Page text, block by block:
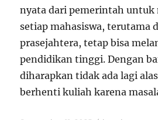
nyata dari pemerintah untuk
setiap mahasiswa, terutama
prasejahtera, tetap bisa
pendidikan tinggi. Dengan
diharapkan tidak ada lagi
berhenti kuliah karena